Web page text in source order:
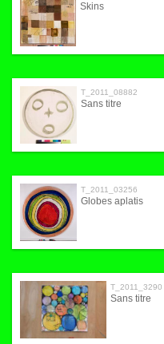
Skins
T_2011_08882
Sans titre
T_2011_03256
Globes aplatis
T_2011_3290
Sans titre